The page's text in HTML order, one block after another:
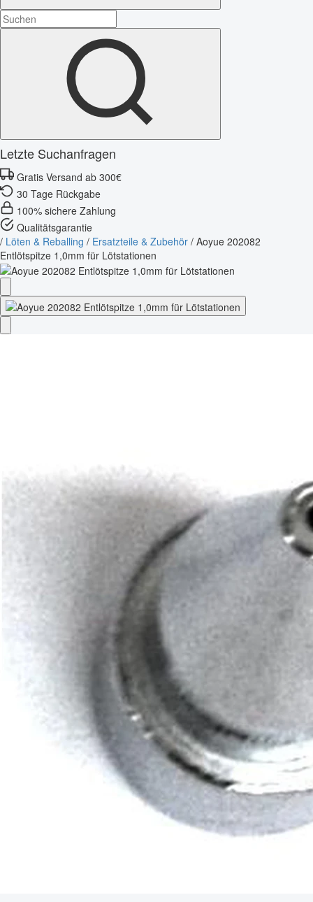
Letzte Suchanfragen
Gratis Versand ab 300€
30 Tage Rückgabe
100% sichere Zahlung
Qualitätsgarantie
/ Löten & Reballing / Ersatzteile & Zubehör / Aoyue 202082
Entlötspitze 1,0mm für Lötstationen